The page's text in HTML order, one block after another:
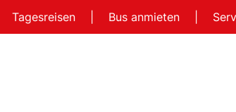
Tagesreisen Bus anmieten